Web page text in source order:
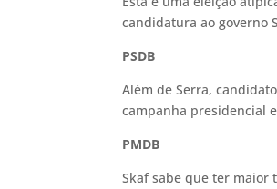
candidatura ao governo
PSDB
Além de Serra,
campanha presidencial
PMDB
Skaf sabe que ter maior